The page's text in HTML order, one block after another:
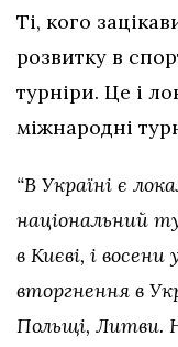
Ті, кого
розвитку в
турніри. Це і
міжнародні
“В Україні є
національний
в Києві, і
вторгнення в
Польщі, Литви.